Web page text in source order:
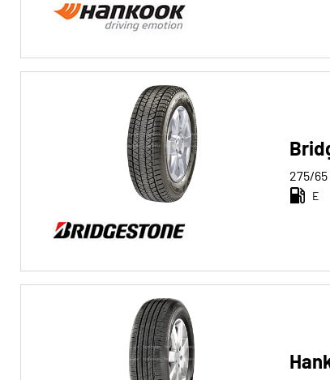
Run-flat (0)
Keine Run-flat (36)
275/65
E